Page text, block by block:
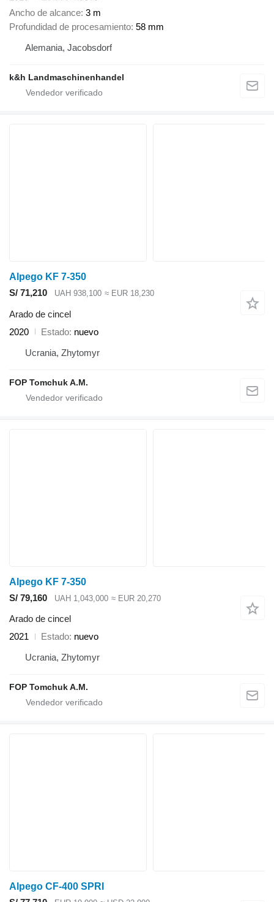
Ancho de alcance 3 m
Profundidad de procesamiento 58 mm
Alemania, Jacobsdorf
k&h Landmaschinenhandel
Alpego KF 7-350
S/ 71,210
UAH 938,100 ≈ EUR 18,230
Arado de cincel
2020
Estado nuevo
Ucrania, Zhytomyr
FOP Tomchuk A.M.
Alpego KF 7-350
S/ 79,160
UAH 1,043,000 ≈ EUR 20,270
Arado de cincel
2021
Estado nuevo
Ucrania, Zhytomyr
FOP Tomchuk A.M.
Alpego CF-400 SPRI